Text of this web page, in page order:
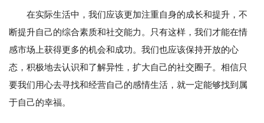
在实际生活中，我们应该更加注重自身的成长和提升，不
断提升自己的综合素质和社交能力。只有这样，我们才能在情
感市场上获得更多的机会和成功。我们也应该保持开放的心
态，积极地去认识和了解异性，扩大自己的社交圈子。相信只
要我们用心去寻找和经营自己的感情生活，就一定能够找到属
于自己的幸福。